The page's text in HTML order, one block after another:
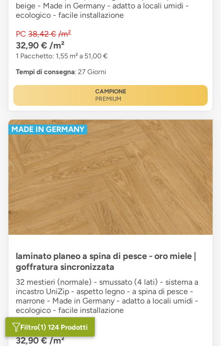
beige - Made in Germany - adatto a locali umidi -
ecologico - facile installazione
PC 38,42 € /m²
32,90 € /m²
1 Pacchetto: 1,55 m² a 51,00 €
Tempi di consegna: 27 Giorni
CAMPIONE
PREMIUM
MADE IN GERMANY
laminato planeo a spina di pesce - oro miele |
goffratura sincronizzata
32 mestieri (normale) - smussato (4 lati) - sistema a
incastro UniZip - aspetto legno - a spina di pesce -
marrone - Made in Germany - adatto a locali umidi -
ecologico - facile installazione
PC 38,42 € /m²
32,90 €/m²
Filtro(1) 124 Prodotti